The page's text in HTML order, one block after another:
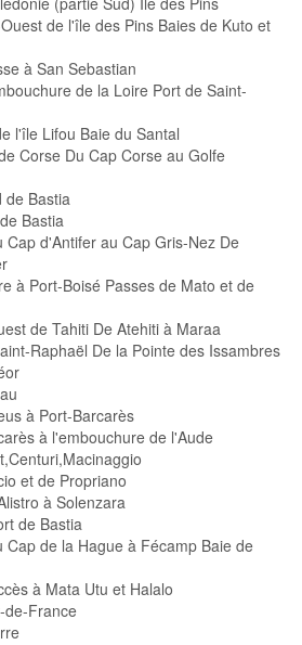
de l'île des Pins Baies de Kuto et
à San Sebastian
de la Loire Port de Saint-
l'île Lifou Baie du Santal
Corse Du Cap Corse au Golfe
de Bastia
Bastia
Cap d'Antifer au Cap Gris-Nez De
à Port-Boisé Passes de Mato et de
de Tahiti De Atehiti à Maraa
Raphaël De la Pointe des Issambres
à Port-Barcarès
à l'embouchure de l'Aude
et de Propriano
à Solenzara
de Bastia
Cap de la Hague à Fécamp Baie de
à Mata Utu et Halalo
de-France